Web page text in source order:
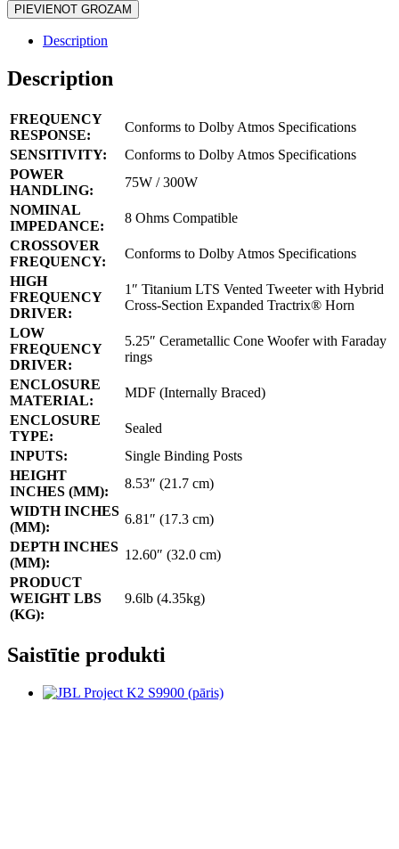
PIEVIENOT GROZAM
Description
Description
FREQUENCY
RESPONSE:
Conforms to Dolby Atmos Specifications
SENSITIVITY:
Conforms to Dolby Atmos Specifications
POWER
HANDLING:
75W / 300W
NOMINAL
IMPEDANCE:
8 Ohms Compatible
CROSSOVER
FREQUENCY:
Conforms to Dolby Atmos Specifications
HIGH
FREQUENCY
DRIVER:
1″ Titanium LTS Vented Tweeter with Hybrid
Cross-Section Expanded Tractrix® Horn
LOW
FREQUENCY
DRIVER:
5.25″ Cerametallic Cone Woofer with Faraday
rings
ENCLOSURE
MATERIAL:
MDF (Internally Braced)
ENCLOSURE
TYPE:
Sealed
INPUTS:
Single Binding Posts
HEIGHT
INCHES (MM):
8.53″ (21.7 cm)
WIDTH INCHES
(MM):
6.81″ (17.3 cm)
DEPTH INCHES
(MM):
12.60″ (32.0 cm)
PRODUCT
WEIGHT LBS
(KG):
9.6lb (4.35kg)
Saistītie produkti